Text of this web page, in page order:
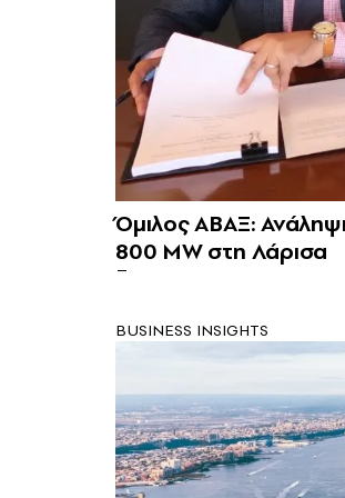
Όμιλος ΑΒΑΞ:
800 ΜW στη Λάρισα
BUSINESS INSIGHTS